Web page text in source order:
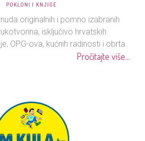
POKLONI I KNJIGE
originalnih i pomno izabranih
isključivo hrvatskih
OPG-ova, kućnih radinosti i obrta.
Pročitajte više...